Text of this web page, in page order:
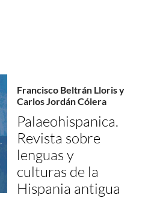
Francisco Beltrán Lloris y
Carlos Jordán Cólera
Palaeohispanica.
Revista sobre
lenguas y
culturas de la
Hispania antigua